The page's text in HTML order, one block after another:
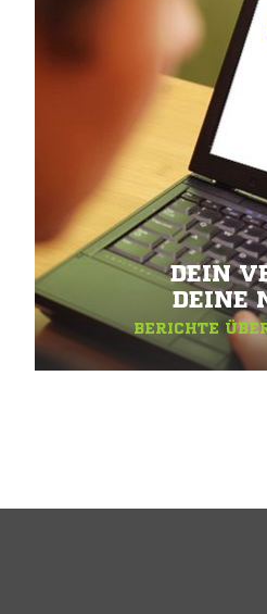
DEIN
DEINE
BERICHTE